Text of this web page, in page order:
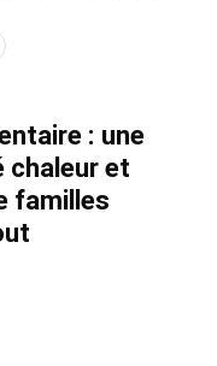
: une
chaleur et
familles